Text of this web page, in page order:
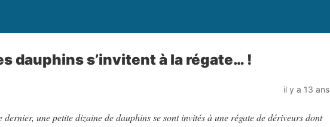
dauphins s’invitent à la régate… !
il y a 13 ans
une petite dizaine de dauphins se sont invités à une régate de dériveurs dont